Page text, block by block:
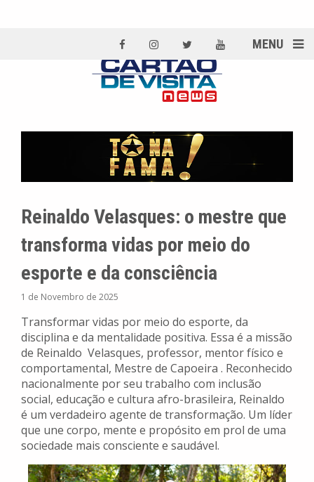
MENU
Reinaldo Velasques: o mestre que
transforma vidas por meio do
esporte e da consciência
1 de Novembro de 2025
Transformar vidas por meio do esporte, da
disciplina e da mentalidade positiva. Essa é a missão
de Reinaldo Velasques, professor, mentor físico e
comportamental, Mestre de Capoeira . Reconhecido
nacionalmente por seu trabalho com inclusão
social, educação e cultura afro-brasileira, Reinaldo
é um verdadeiro agente de transformação. Um líder
que une corpo, mente e propósito em prol de uma
sociedade mais consciente e saudável.